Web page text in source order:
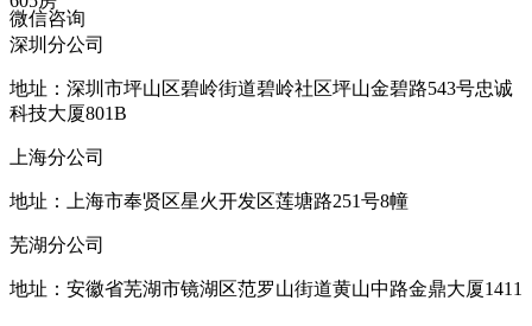
深圳分公司
地址：深圳市坪山区碧岭街道碧岭社区坪山金碧路543号忠诚
科技大厦801B
上海分公司
地址：上海市奉贤区星火开发区莲塘路251号8幢
芜湖分公司
地址：安徽省芜湖市镜湖区范罗山街道黄山中路金鼎大厦1411
微信咨询